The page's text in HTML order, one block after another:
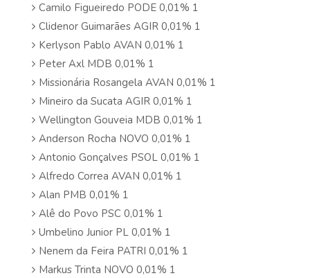
Camilo Figueiredo PODE 0,01% 1
Clidenor Guimarães AGIR 0,01% 1
Kerlyson Pablo AVAN 0,01% 1
Peter Axl MDB 0,01% 1
Missionária Rosangela AVAN 0,01% 1
Mineiro da Sucata AGIR 0,01% 1
Wellington Gouveia MDB 0,01% 1
Anderson Rocha NOVO 0,01% 1
Antonio Gonçalves PSOL 0,01% 1
Alfredo Correa AVAN 0,01% 1
Alan PMB 0,01% 1
Alê do Povo PSC 0,01% 1
Umbelino Junior PL 0,01% 1
Nenem da Feira PATRI 0,01% 1
Markus Trinta NOVO 0,01% 1